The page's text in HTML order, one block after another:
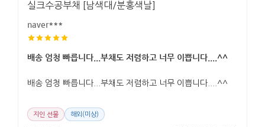
실크수공부채 [남색대/분홍색날]
naver***
배송 엄청 빠릅니다...부채도 저렴하고 너무 이쁩니다....^^
배송 엄청 빠릅니다...부채도 저렴하고 너무 이쁩니다....^^
지인 선물 해외(미상)